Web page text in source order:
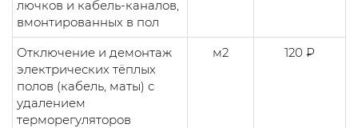
лючков и кабель-каналов,
вмонтированных в пол
Отключение и демонтаж
электрических тёплых
полов (кабель, маты) с
удалением
терморегуляторов
м2 120 ₽